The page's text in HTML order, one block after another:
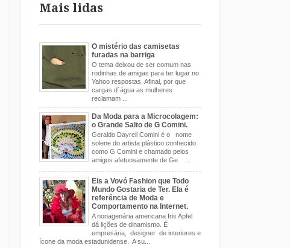
Mais lidas
O mistério das camisetas
furadas na barriga
O tema deixou de ser comum nas
rodinhas de amigas para ter lugar no
Yahoo respostas. Afinal, por que
cargas d´água as mulheres
reclamam ...
Da Moda para a Microcolagem:
o Grande Salto de G Comini.
Geraldo Dayrell Comini é o nome
solene do artista plástico conhecido
como G Comini e chamado pelos
amigos afetuosamente de Ge. ...
Eis a Vovó Fashion que Todo
Mundo Gostaria de Ter. Ela é
referência de Moda e
Comportamento na Internet.
A nonagenária americana Iris Apfel
dá lições de dinamismo. É
empresária, designer de interiores e
ícone da moda estadunidense. A su...